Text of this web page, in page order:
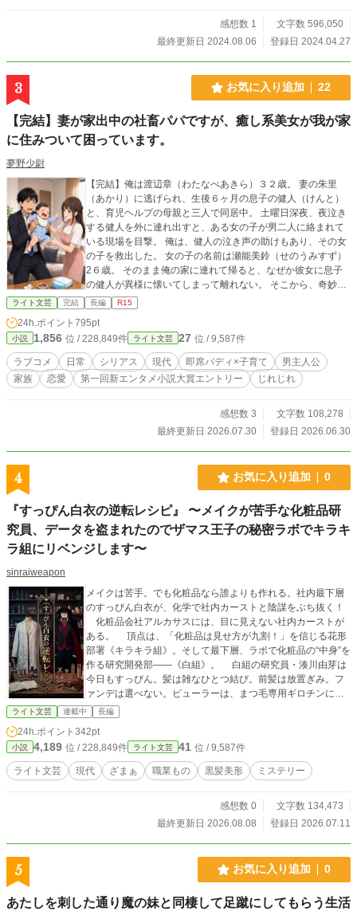
感想数 1
文字数 596,050
最終更新日 2024.08.06
登録日 2024.04.27
3 お気に入り追加 22
【完結】妻が家出中の社畜パパですが、癒し系美女が我が家
に住みついて困っています。
夢野少尉
【完結】俺は渡辺章（わたなべあきら）３２歳。 妻の朱里
（あかり）に逃げられ、生後６ヶ月の息子の健人（けんと）
と、育児ヘルプの母親と三人で同居中。 土曜日深夜、夜泣き
する健人を外に連れ出すと、ある女の子が男二人に絡まれて
いる現場を目撃。 俺は、健人の泣き声の助けもあり、その女
の子を救出した。 女の子の名前は瀬能美鈴（せのうみすず）
2６歳。 そのまま俺の家に連れて帰ると、なぜか彼女に息子
の健人が異様に懐いてしまって離れない。 そこから、奇妙な
３人（＋おふくろ）の共同生活が始まった。 妻に捨てられ弱
りきった俺は、この癒し系美女に抗うことができるのか？ 妻
の朱里はなぜ家を出たのか？ そんな中、赤ちゃん育児のリア
ルは、大人の事情など知る由もなかったーー。
ライト文芸 完結 長編 R15
24h.ポイント 795pt
小説 1,856 位 / 228,849件 ライト文芸 27 位 / 9,587件
ラブコメ 日常 シリアス 現代 即席バディ×子育て
男主人公
家族
恋愛 第一回新エンタメ小説大賞エントリー じれじれ
感想数 3
文字数 108,278
最終更新日 2026.07.30
登録日 2026.06.30
4 お気に入り追加 0
『すっぴん白衣の逆転レシピ』 〜メイクが苦手な化粧品研
究員、データを盗まれたのでザマス王子の秘密ラボでキラキ
ラ組にリベンジします〜
sinraiweapon
メイクは苦手。でも化粧品なら誰よりも作れる。社内最下層
のすっぴん白衣が、化学で社内カーストと陰謀をぶち抜く！
化粧品会社アルカサスには、目に見えない社内カーストが
ある。 頂点は、「化粧品は見せ方が九割！」を信じる花形
部署《キラキラ組》。そして最下層、ラボで化粧品の“中身”を
作る研究開発部――《白組》。 白組の研究員・湊川由芽は
今日もすっぴん。髪は雑なひとつ結び。前髪は放置ぎみ。フ
ァンデは選べない。ビューラーは、まつ毛専用ギロチンに見
える。 なのに、人の肌を見れば悩みを一発で見抜き、成分
表を読ませれば社内で右に出る者はいない。 そんな由芽は
画期的な新素材に『アルフレッド』と名前を付けて、を完成
寸前まで育てていた。 ――そのすべてを、たった一日で奪
われる。 ある朝、会社の前にパトカー。ラボは封鎖。尊敬
する上司・西城蘭子は、機密情報を外部へ流した容疑で連
絶望する由芽。しかし、蘭子の逮捕も、白組の閉鎖も、す
を取り戻す」 「アルフレッドも取り返す」 白衣の袖をまく
璧。問題が一つ。 ラボがない。 そんな由芽に手を差し伸
べてきたのが、会社の創業家の御曹司――座馬颯真。 長
ライト文芸 連載中 長編
24h.ポイント 342pt
小説 4,189 位 / 228,849件 ライト文芸 41 位 / 9,587件
ライト文芸 現代 ざまぁ 職業もの 黒髪美形 ミステリー
感想数 0
文字数 134,473
最終更新日 2026.08.08
登録日 2026.07.11
5 お気に入り追加 0
あたしを刺した通り魔の妹と同棲して足蹴にしてもらう生活